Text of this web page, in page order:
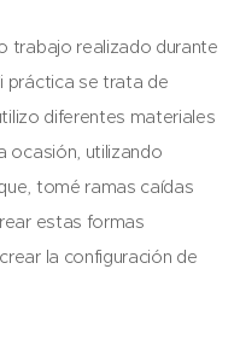
trabajo realizado durante
práctica se trata de
diferentes materiales
ocasión, utilizando
tomé ramas caídas
estas formas
la configuración de